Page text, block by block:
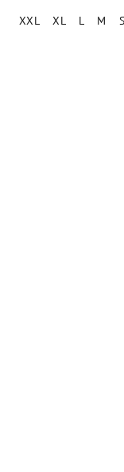
XXL
XL L M S